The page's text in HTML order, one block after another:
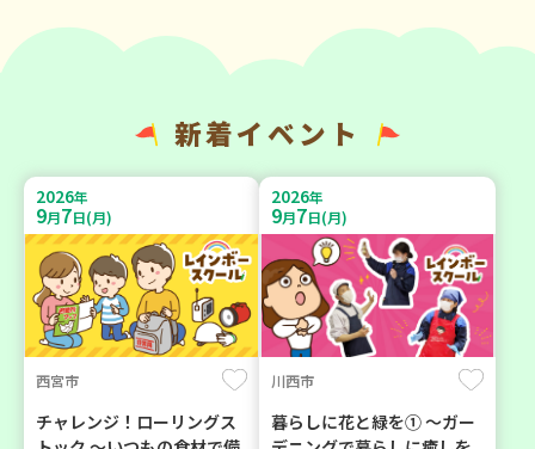
新着イベント
2026年
9月7日(月)
西宮市
チャレンジ！ローリングス
2026年
9月7日(月)
川西市
暮らしに花と緑を① ～ガー